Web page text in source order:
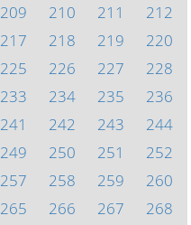
209 210 211
212
217 218 219
220
225 226 227
228
233 234 235
236
241 242 243
244
249 250 251
252
257 258 259
260
265 266 267
268